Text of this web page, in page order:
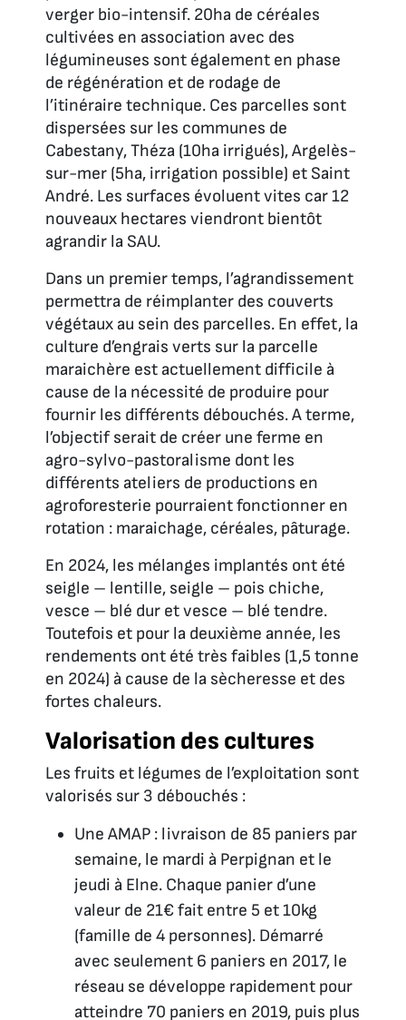
verger bio-intensif. 20ha de céréales
cultivées en association avec des
légumineuses sont également en phase
de régénération et de rodage de
l’itinéraire technique. Ces parcelles sont
dispersées sur les communes de
Cabestany, Théza (10ha irrigués), Argelès-
sur-mer (5ha, irrigation possible) et Saint
André. Les surfaces évoluent vites car 12
nouveaux hectares viendront bientôt
agrandir la SAU.
Dans un premier temps, l’agrandissement
permettra de réimplanter des couverts
végétaux au sein des parcelles. En effet, la
culture d’engrais verts sur la parcelle
maraichère est actuellement difficile à
cause de la nécessité de produire pour
fournir les différents débouchés. A terme,
l’objectif serait de créer une ferme en
agro-sylvo-pastoralisme dont les
différents ateliers de productions en
agroforesterie pourraient fonctionner en
rotation : maraichage, céréales, pâturage.
En 2024, les mélanges implantés ont été
seigle – lentille, seigle – pois chiche,
vesce – blé dur et vesce – blé tendre.
Toutefois et pour la deuxième année, les
rendements ont été très faibles (1,5 tonne
en 2024) à cause de la sècheresse et des
fortes chaleurs.
Valorisation des cultures
Les fruits et légumes de l’exploitation sont
valorisés sur 3 débouchés :
Une AMAP : livraison de 85 paniers par
semaine, le mardi à Perpignan et le
jeudi à Elne. Chaque panier d’une
valeur de 21€ fait entre 5 et 10kg
(famille de 4 personnes). Démarré
avec seulement 6 paniers en 2017, le
réseau se développe rapidement pour
atteindre 70 paniers en 2019, puis plus